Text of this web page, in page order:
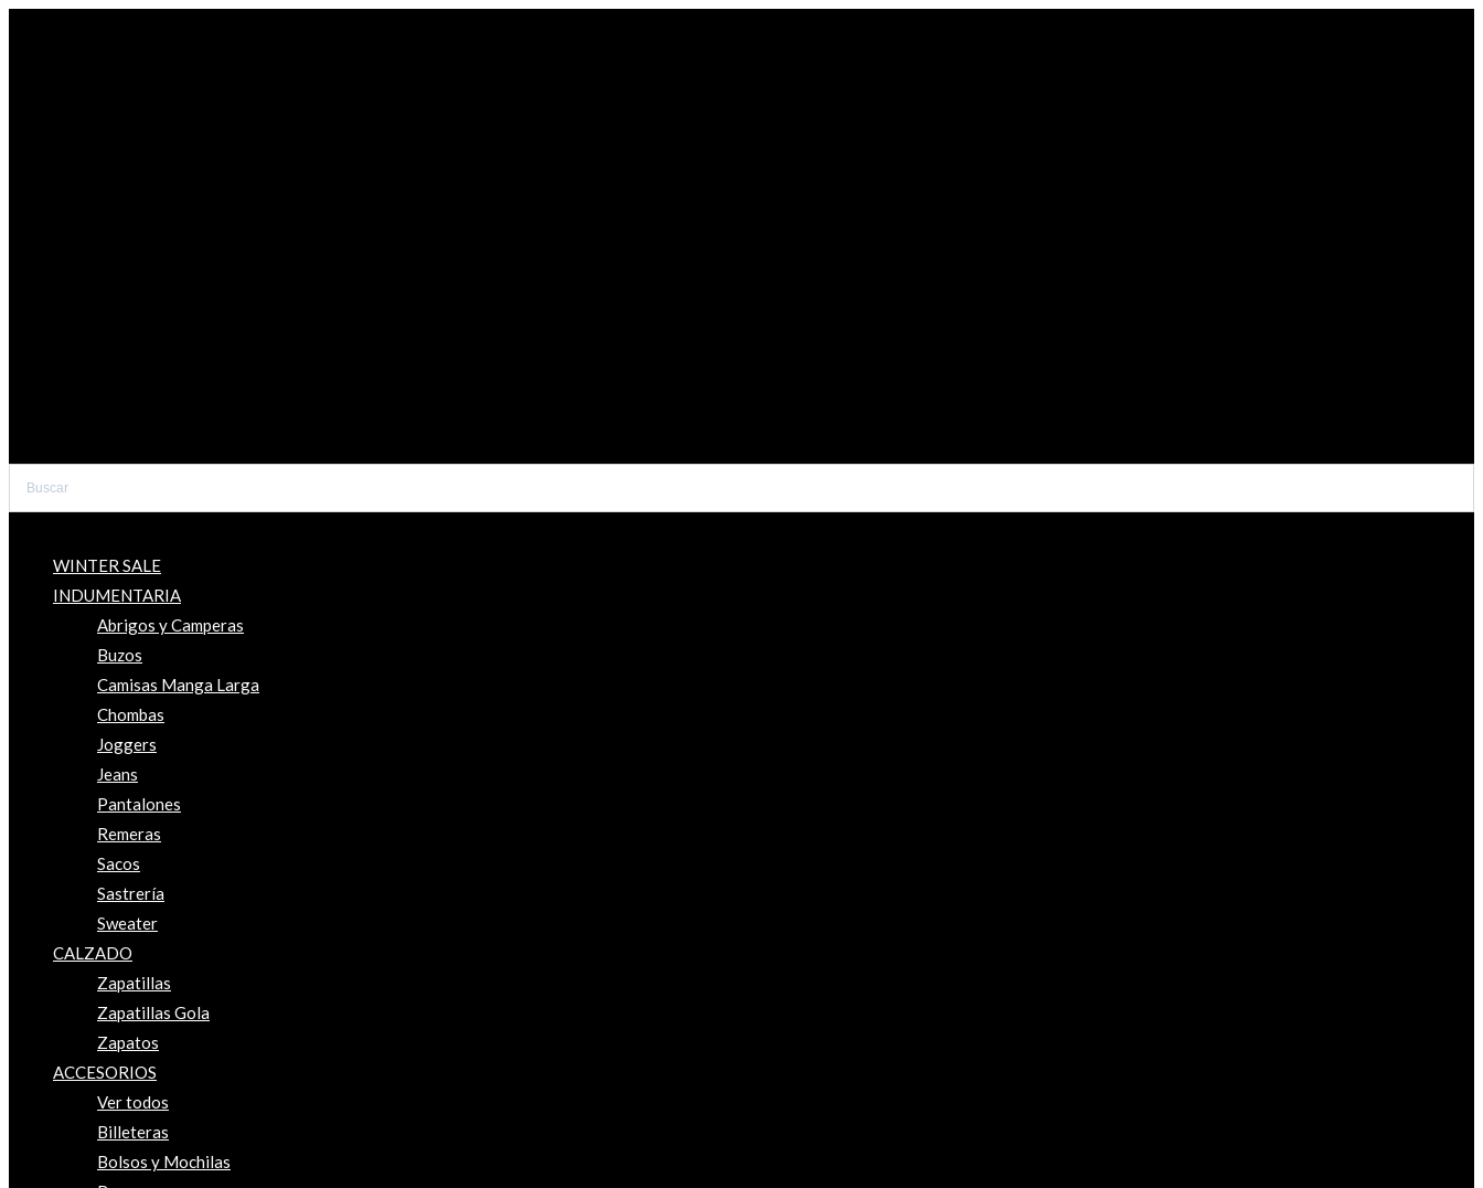
WINTER SALE
INDUMENTARIA
Abrigos y Camperas
Buzos
Camisas Manga Larga
Chombas
Joggers
Jeans
Pantalones
Remeras
Sacos
Sastrería
Sweater
CALZADO
Zapatillas
Zapatillas Gola
Zapatos
ACCESORIOS
Ver todos
Billeteras
Bolsos y Mochilas